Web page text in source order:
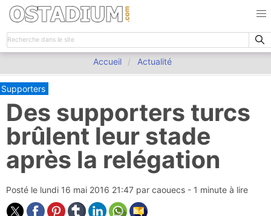
Accueil Actualité
Supporters
Des supporters turcs
brûlent leur stade
après la relégation
Posté le lundi 16 mai 2016 21:47 par caouecs - 1 minute à lire